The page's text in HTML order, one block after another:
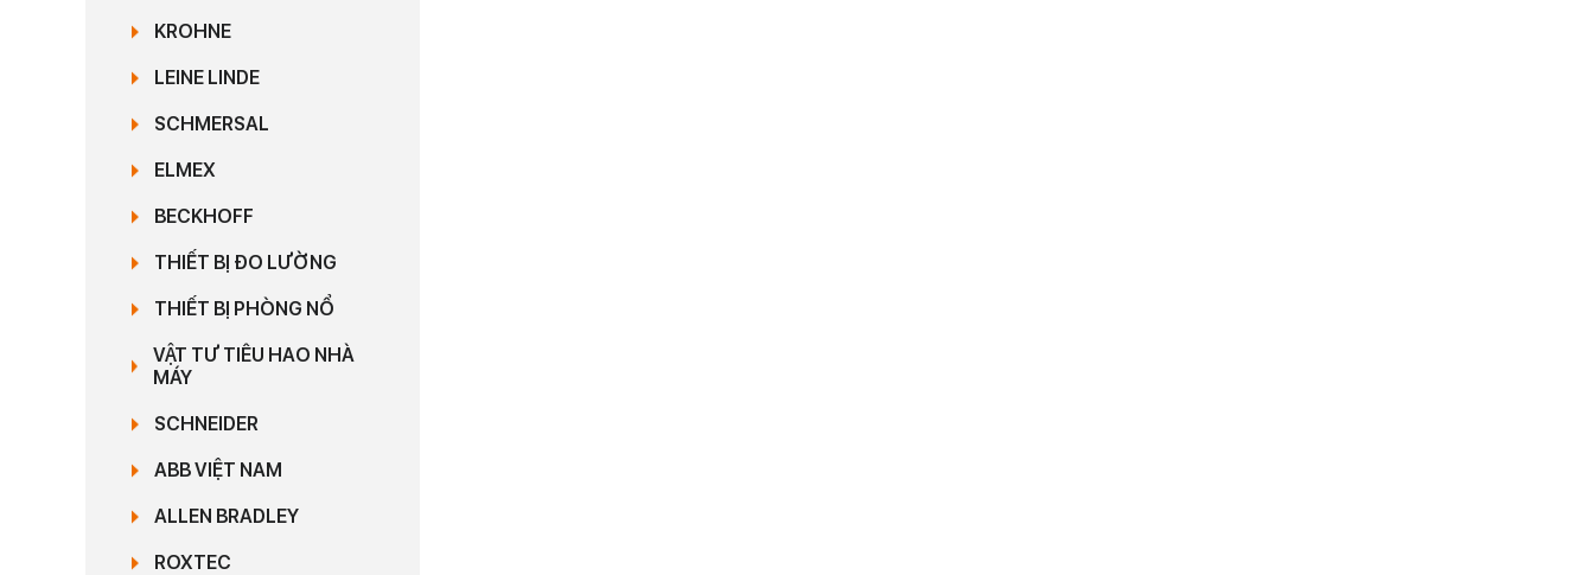
KROHNE
LEINE LINDE
SCHMERSAL
ELMEX
BECKHOFF
THIẾT BỊ ĐO LƯỜNG
THIẾT BỊ PHÒNG NỔ
VẬT TƯ TIÊU HAO NHÀ
MÁY
SCHNEIDER
ABB VIỆT NAM
ALLEN BRADLEY
ROXTEC